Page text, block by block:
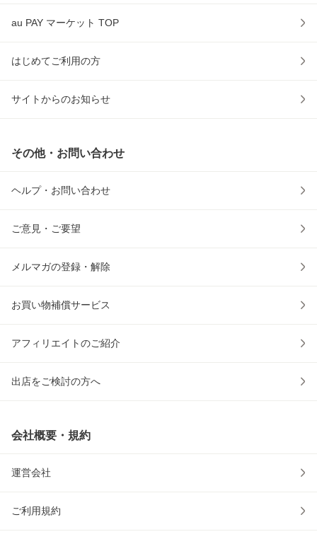
au PAY マーケット TOP
はじめてご利用の方
サイトからのお知らせ
その他・お問い合わせ
ヘルプ・お問い合わせ
ご意見・ご要望
メルマガの登録・解除
お買い物補償サービス
アフィリエイトのご紹介
出店をご検討の方へ
会社概要・規約
運営会社
ご利用規約